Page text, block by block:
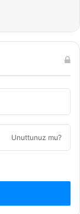
Unuttunuz mu?